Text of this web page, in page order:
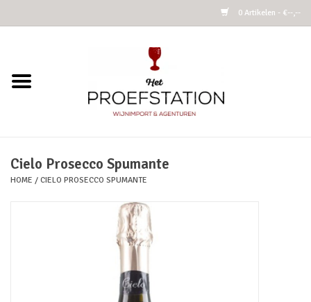
0 Artikelen - €--,--
Cider
Cielo Prosecco Spumante
HOME / CIELO PROSECCO SPUMANTE